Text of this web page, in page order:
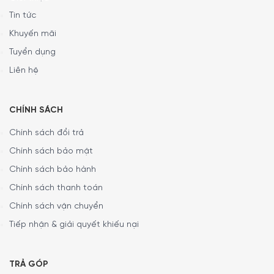
đảm bảo rượu của bạn sẽ không bị quá lạnh hay bị đông,
Tin tức
Khuyến mãi
Tuyển dụng
Liên hệ
CHÍNH SÁCH
Chính sách đổi trả
Chính sách bảo mật
Chính sách bảo hành
Chính sách thanh toán
Chính sách vận chuyển
Tiếp nhận & giải quyết khiếu nại
TRẢ GÓP